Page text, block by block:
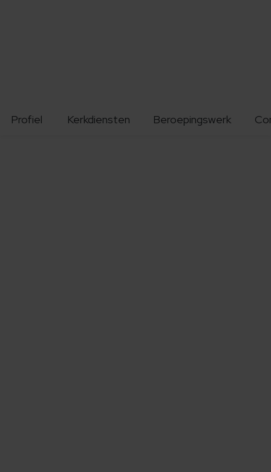
Profiel Kerkdiensten Beroepingswerk